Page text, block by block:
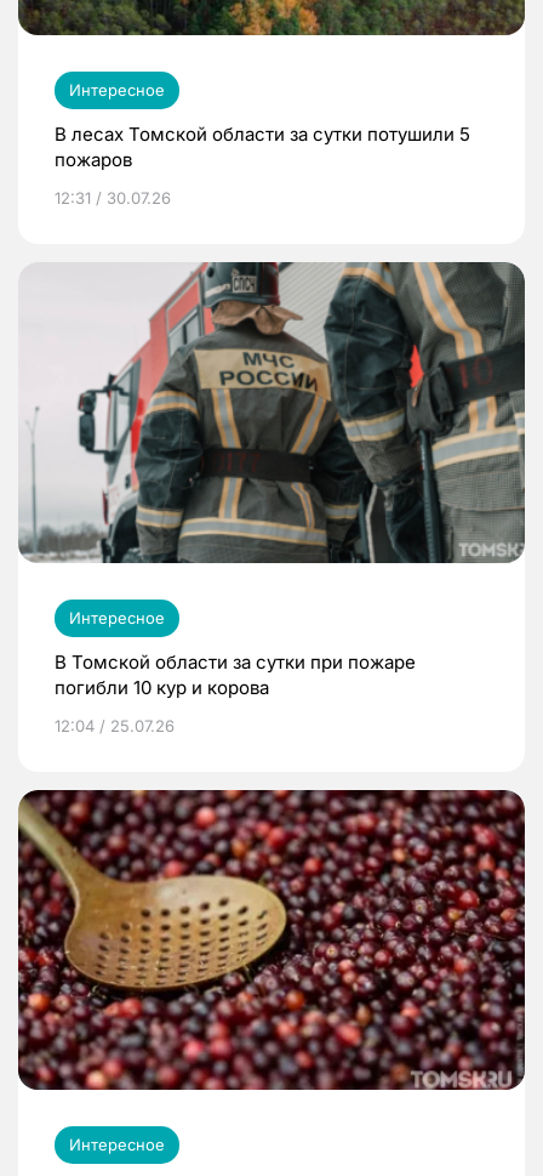
Интересное
В лесах Томской области за сутки потушили 5
пожаров
12:31 / 30.07.26
Интересное
В Томской области за сутки при пожаре
погибли 10 кур и корова
12:04 / 25.07.26
Интересное